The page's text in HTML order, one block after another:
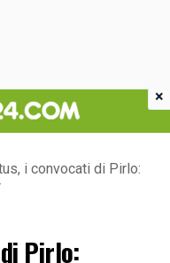
i convocati di Pirlo:
Pirlo:
×